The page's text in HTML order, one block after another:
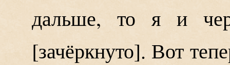
дальше, то я и
[зачёркнуто]. Вот